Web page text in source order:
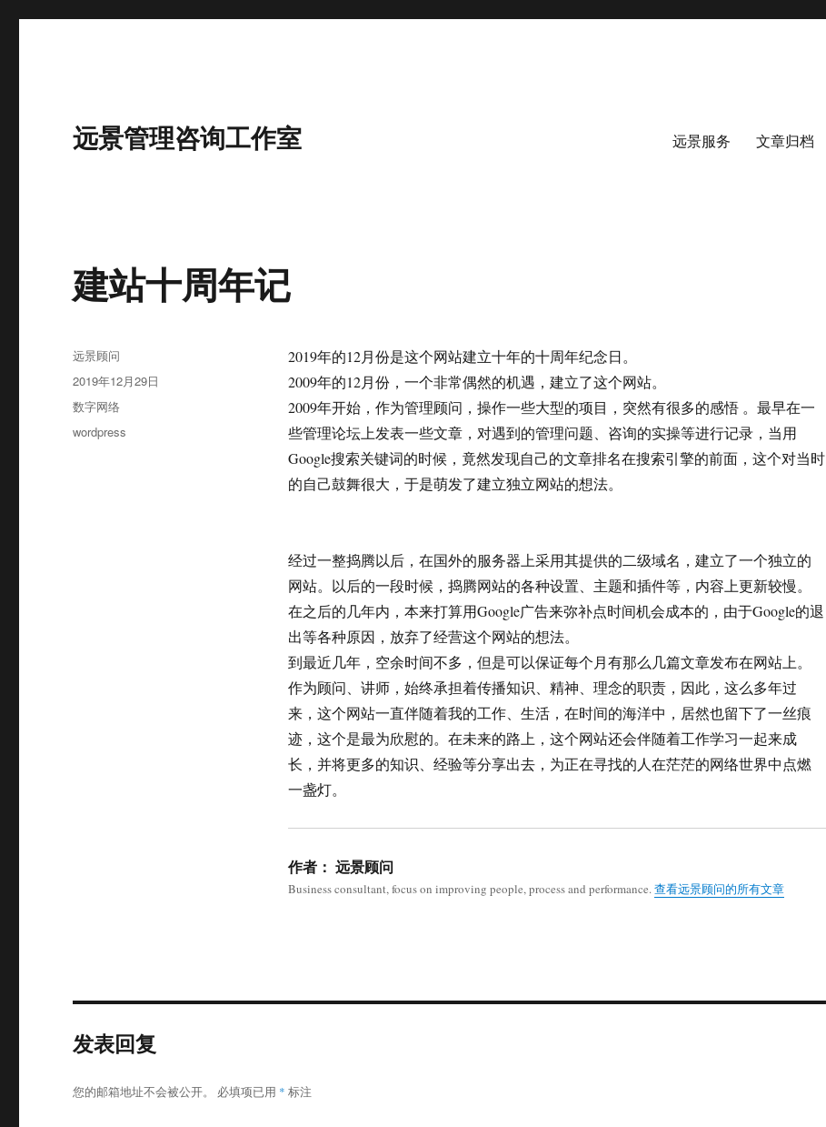
远景管理咨询工作室 远景服务 文章归档
建站十周年记
2019年的12月份是这个网站建立十年的十周年纪念日。
2009年的12月份，一个非常偶然的机遇，建立了这个网站。
2009年开始，作为管理顾问，操作一些大型的项目，突然有很多的感悟 。最早在一
些管理论坛上发表一些文章，对遇到的管理问题、咨询的实操等进行记录，当用
Google搜索关键词的时候，竟然发现自己的文章排名在搜索引擎的前面，这个对当时
的自己鼓舞很大，于是萌发了建立独立网站的想法。
经过一整捣腾以后，在国外的服务器上采用其提供的二级域名，建立了一个独立的
网站。以后的一段时候，捣腾网站的各种设置、主题和插件等，内容上更新较慢。
在之后的几年内，本来打算用Google广告来弥补点时间机会成本的，由于Google的退
出等各种原因，放弃了经营这个网站的想法。
到最近几年，空余时间不多，但是可以保证每个月有那么几篇文章发布在网站上。
作为顾问、讲师，始终承担着传播知识、精神、理念的职责，因此，这么多年过
来，这个网站一直伴随着我的工作、生活，在时间的海洋中，居然也留下了一丝痕
迹，这个是最为欣慰的。在未来的路上，这个网站还会伴随着工作学习一起来成
长，并将更多的知识、经验等分享出去，为正在寻找的人在茫茫的网络世界中点燃
一盏灯。
作者： 远景顾问
Business consultant, focus on improving people, process and performance.查看远景顾问的所有文章
作
者
远景顾问
发
布
于
2019年12月29日
分
数字网络
标
wordpress
发表回复
您的邮箱地址不会被公开。 必填项已用 * 标注